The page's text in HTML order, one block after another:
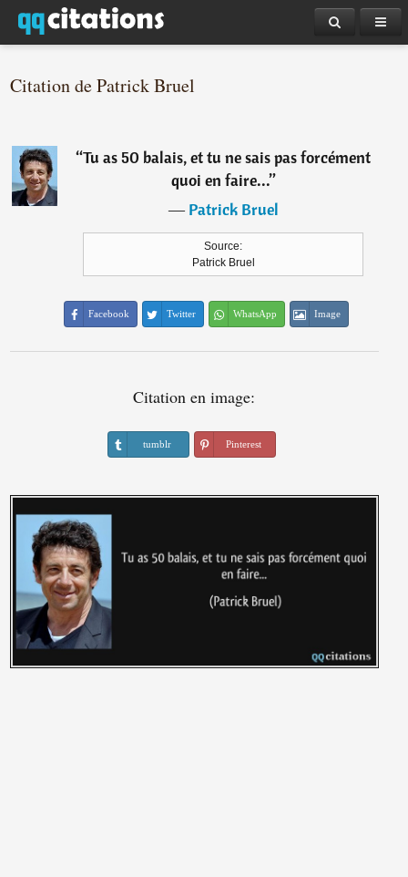
Citation de Patrick Bruel
“Tu as 50 balais, et tu ne sais pas forcément
quoi en faire...”
―Patrick Bruel
Source:
Patrick Bruel
Facebook Twitter WhatsApp Image
Citation en image:
tumblr Pinterest